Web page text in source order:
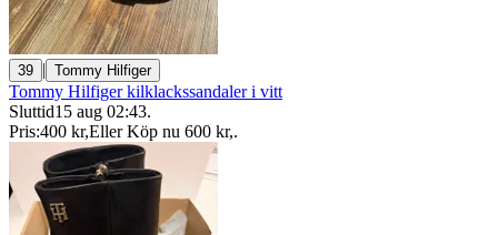
39 | Tommy Hilfiger
Tommy Hilfiger kilklackssandaler i vitt
Sluttid15 aug 02:43.
Pris:400 kr,Eller Köp nu 600 kr,.